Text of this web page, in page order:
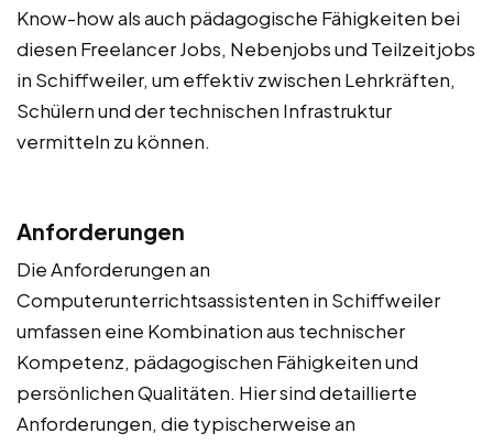
Know-how als auch pädagogische Fähigkeiten bei
diesen Freelancer Jobs, Nebenjobs und Teilzeitjobs
in Schiffweiler, um effektiv zwischen Lehrkräften,
Schülern und der technischen Infrastruktur
vermitteln zu können.
Anforderungen
Die Anforderungen an
Computerunterrichtsassistenten in Schiffweiler
umfassen eine Kombination aus technischer
Kompetenz, pädagogischen Fähigkeiten und
persönlichen Qualitäten. Hier sind detaillierte
Anforderungen, die typischerweise an